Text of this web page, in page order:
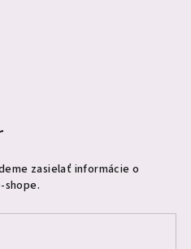
zasielať informácie o
shope.